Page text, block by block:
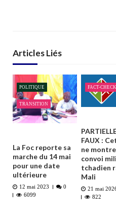
Articles Liés
POLITIQUE
TRANSITION
La Foc reporte sa
marche du 14 mai
pour une date
ultérieure
12 mai 2023
0
6099
FACT-
FAUX :
ne
convoi
tchadien
Mali
21 mai
822